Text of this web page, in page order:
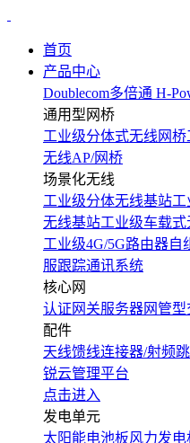
首页
产品中心
Doublecom多倍通 H-
通用型网桥
工业级分体式无线网桥
无线AP/网桥
场景化无线
工业级分体无线基站工
无线基站工业级车载
工业级4G/5G路由器自
服跟踪通讯系统
核心网
认证网关服务器网管
配件
天线馈线连接器/射频
锐云管理平台
点击进入
发电单元
太阳能电池板风力发电